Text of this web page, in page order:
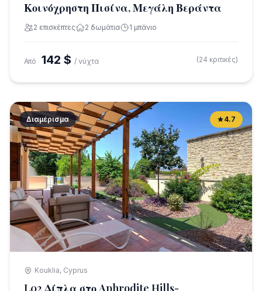
Κοινόχρηστη Πισίνα, Μεγάλη Βεράντα
2 επισκέπτες 2 δωμάτια 1 μπάνιο
Από 142 $ / νύχτα (24 κριτικές)
Διαμέρισμα 4.7
Kouklia, Cyprus
L02 Δίπλα στο Aphrodite Hills-